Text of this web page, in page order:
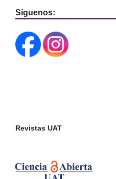
Síguenos:
Revistas UAT